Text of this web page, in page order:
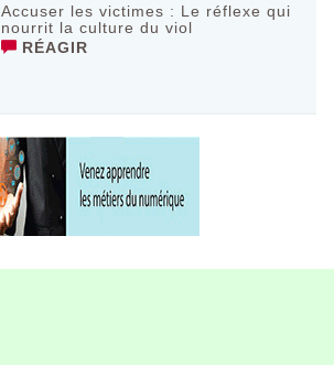
Accuser les victimes : Le réflexe qui
nourrit la culture du viol
RÉAGIR